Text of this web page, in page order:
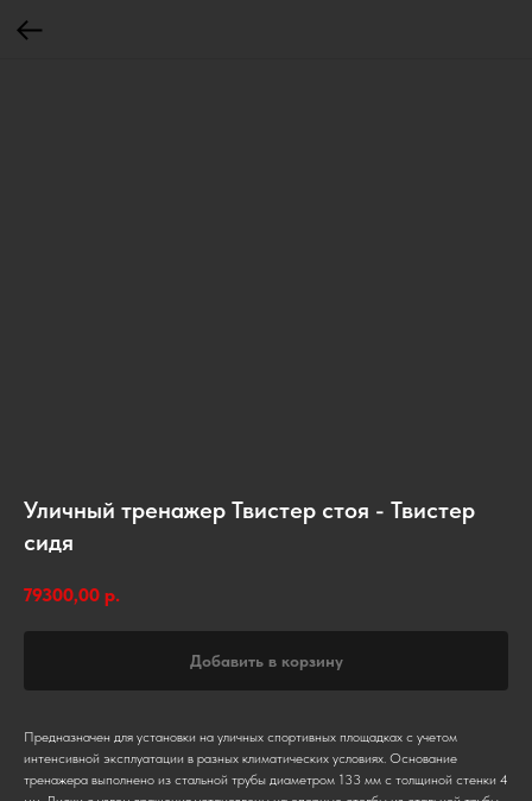
Уличный тренажер Твистер стоя - Твистер
сидя
79300,00 р.
Добавить в корзину
Предназначен для установки на уличных спортивных площадках с учетом
интенсивной эксплуатации в разных климатических условиях. Основание
тренажера выполнено из стальной трубы диаметром 133 мм с толщиной стенки 4